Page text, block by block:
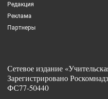
Редакция
Реклама
Партнеры
Сетевое издание
Зарегистрировано
ФС77-50440